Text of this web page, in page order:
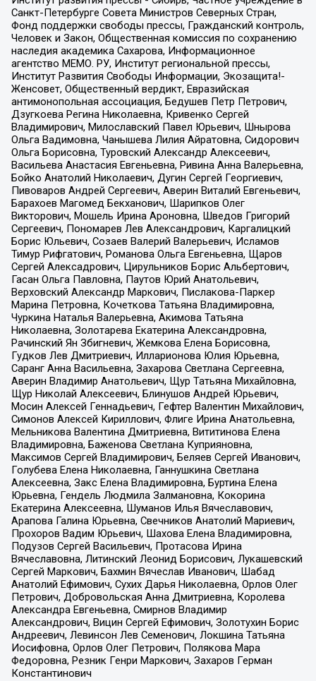
Санкт-Петербурге Совета Министров Северных Стран,
Фонд поддержки свободы прессы, Гражданский контроль,
Человек и Закон, Общественная комиссия по сохранению
наследия академика Сахарова, Информационное
агентство МЕМО. РУ, Институт региональной прессы,
Институт Развития Свободы Информации, Экозащита!-
Женсовет, Общественный вердикт, Евразийская
антимонопольная ассоциация, Бедушев Петр Петрович,
Дзугкоева Регина Николаевна, Кривенко Сергей
Владимирович, Милославский Павел Юрьевич, Шнырова
Ольга Вадимовна, Чанышева Лилия Айратовна, Сидорович
Ольга Борисовна, Туровский Александр Алексеевич,
Васильева Анастасия Евгеньевна, Ривина Анна Валерьевна,
Бойко Анатолий Николаевич, Дугин Сергей Георгиевич,
Пивоваров Андрей Сергеевич, Аверин Виталий Евгеньевич,
Барахоев Магомед Бекханович, Шарипков Олег
Викторович, Мошель Ирина Ароновна, Шведов Григорий
Сергеевич, Пономарев Лев Александрович, Каргалицкий
Борис Юльевич, Созаев Валерий Валерьевич, Исламов
Тимур Рифгатович, Романова Ольга Евгеньевна, Щаров
Сергей Алексадрович, Цирульников Борис Альбертович,
Гасан Ольга Павловна, Паутов Юрий Анатольевич,
Верховский Александр Маркович, Пислакова-Паркер
Марина Петровна, Кочеткова Татьяна Владимировна,
Чуркина Наталья Валерьевна, Акимова Татьяна
Николаевна, Золотарева Екатерина Александровна,
Рачинский Ян Збигневич, Жемкова Елена Борисовна,
Гудков Лев Дмитриевич, Илларионова Юлия Юрьевна,
Саранг Анна Васильевна, Захарова Светлана Сергеевна,
Аверин Владимир Анатольевич, Щур Татьяна Михайловна,
Щур Николай Алексеевич, Блинушов Андрей Юрьевич,
Мосин Алексей Геннадьевич, Гефтер Валентин Михайлович,
Симонов Алексей Кириллович, Флиге Ирина Анатольевна,
Мельникова Валентина Дмитриевна, Вититинова Елена
Владимировна, Баженова Светлана Куприяновна,
Максимов Сергей Владимирович, Беляев Сергей Иванович,
Голубева Елена Николаевна, Ганнушкина Светлана
Алексеевна, Закс Елена Владимировна, Буртина Елена
Юрьевна, Гендель Людмила Залмановна, Кокорина
Екатерина Алексеевна, Шуманов Илья Вячеславович,
Арапова Галина Юрьевна, Свечников Анатолий Мариевич,
Прохоров Вадим Юрьевич, Шахова Елена Владимировна,
Подузов Сергей Васильевич, Протасова Ирина
Вячеславовна, Литинский Леонид Борисович, Лукашевский
Сергей Маркович, Бахмин Вячеслав Иванович, Шабад
Анатолий Ефимович, Сухих Дарья Николаевна, Орлов Олег
Петрович, Добровольская Анна Дмитриевна, Королева
Александра Евгеньевна, Смирнов Владимир
Александрович, Вицин Сергей Ефимович, Золотухин Борис
Андреевич, Левинсон Лев Семенович, Локшина Татьяна
Иосифовна, Орлов Олег Петрович, Полякова Мара
Федоровна, Резник Генри Маркович, Захаров Герман
Константинович